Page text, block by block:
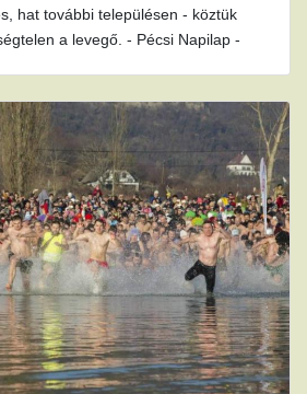
hat további településen - köztük
a levegő. - Pécsi Napilap -